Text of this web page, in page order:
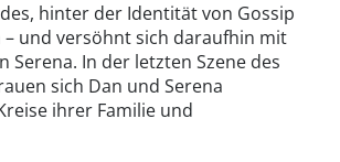
hinter der Identität von Gossip
– und versöhnt sich daraufhin mit
Serena. In der letzten Szene des
sich Dan und Serena
ihrer Familie und